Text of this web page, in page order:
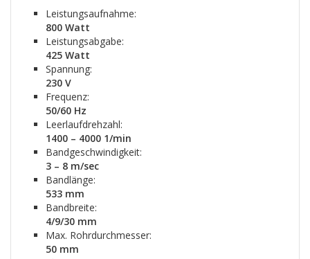
Leistungsaufnahme:
800 Watt
Leistungsabgabe:
425 Watt
Spannung:
230 V
Frequenz:
50/60 Hz
Leerlaufdrehzahl:
1400 – 4000 1/min
Bandgeschwindigkeit:
3 – 8 m/sec
Bandlänge:
533 mm
Bandbreite:
4/9/30 mm
Max. Rohrdurchmesser:
50 mm